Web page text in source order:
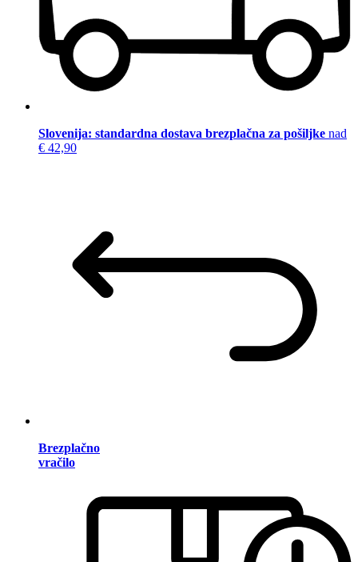
Slovenija: standardna dostava brezplačna za pošiljke nad
€ 42,90
Brezplačno
vračilo